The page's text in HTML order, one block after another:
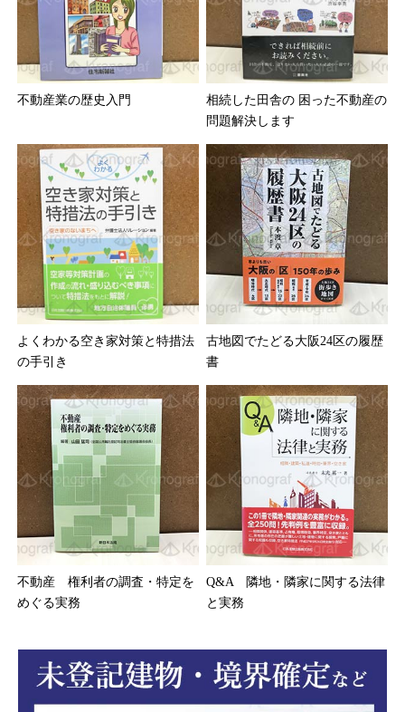
不動産業の歴史入門
相続した田舎の 困った不動産の
問題解決します
よくわかる空き家対策と特措法
の手引き
古地図でたどる大阪24区の履歴
書
不動産 権利者の調査・特定を
めぐる実務
Q&A 隣地・隣家に関する法律
と実務